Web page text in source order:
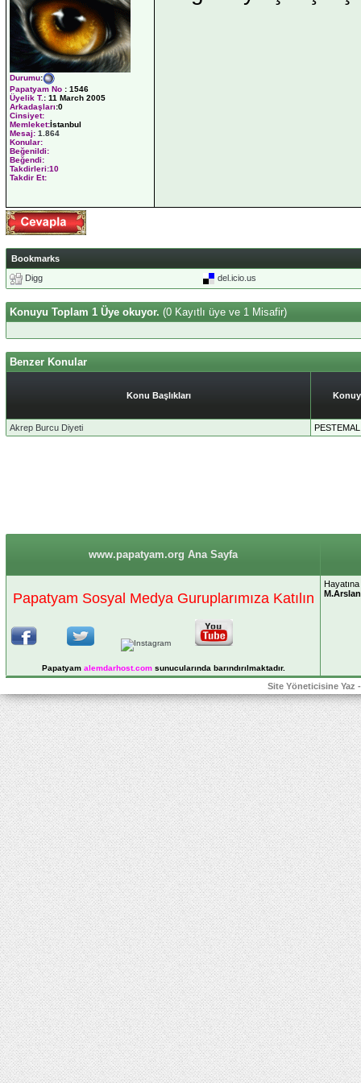
Durumu:
Papatyam No : 1546
Üyelik T.: 11 March 2005
Arkadaşları:0
Cinsiyet:
Memleket:İstanbul
Mesaj: 1.864
Konular:
Beğenildi:
Beğendi:
Takdirleri:10
Takdir Et:
Bookmarks
Digg
del.icio.us
Konuyu Toplam 1 Üye okuyor. (0 Kayıtlı üye ve 1 Misafir)
Benzer Konular
Konu Başlıkları
Akrep Burcu Diyeti PESTEMAL
www.papatyam.org Ana Sayfa
Papatyam Sosyal Medya Guruplarımıza Katılın
Papatyam alemdarhost.comsunucularında barındırılmaktadır.
M.Arslan
Site Yöneticisine Yaz